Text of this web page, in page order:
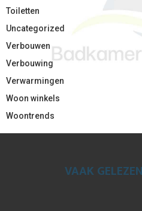
Toiletten
Uncategorized
Verbouwen
Verbouwing
Verwarmingen
Woon winkels
Woontrends
VAAK